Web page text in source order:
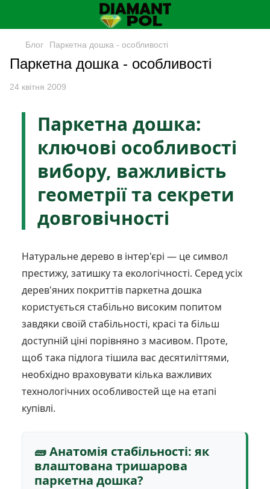
Блог Паркетна дошка - особливості
Паркетна дошка - особливості
24 квітня 2009
Паркетна дошка:
ключові особливості
вибору, важливість
геометрії та секрети
довговічності
Натуральне дерево в інтер'єрі — це символ
престижу, затишку та екологічності. Серед усіх
дерев'яних покриттів паркетна дошка
користується стабільно високим попитом
завдяки своїй стабільності, красі та більш
доступній ціні порівняно з масивом. Проте,
щоб така підлога тішила вас десятиліттями,
необхідно враховувати кілька важливих
технологічних особливостей ще на етапі
купівлі.
🧱 Анатомія стабільності: як
влаштована тришарова
паркетна дошка?